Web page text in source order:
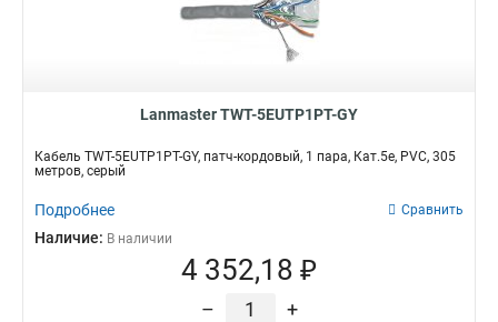
Lanmaster TWT-5EUTP1PT-GY
Кабель TWT-5EUTP1PT-GY, патч-кордовый, 1 пара, Кат.5e, PVC, 305
метров, серый
Подробнее Сравнить
Наличие: В наличии
4 352,18 ₽
– +